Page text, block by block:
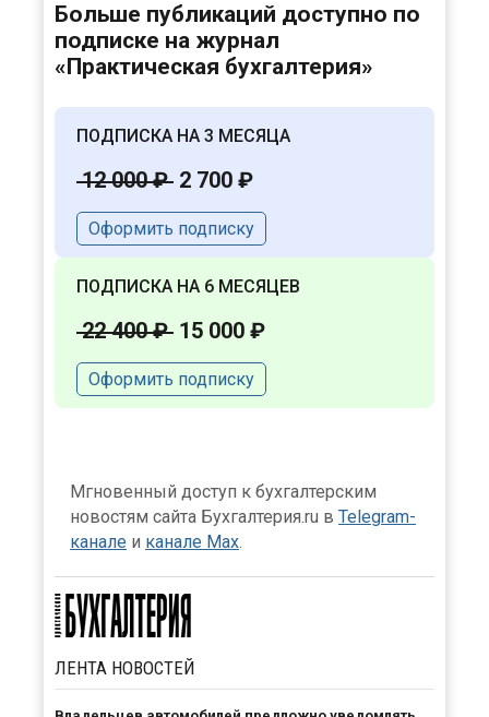
Больше публикаций доступно по
подписке на журнал
«Практическая бухгалтерия»
ПОДПИСКА НА 3 МЕСЯЦА
12 000 ₽ 2 700 ₽
Оформить подписку
ПОДПИСКА НА 6 МЕСЯЦЕВ
22 400 ₽ 15 000 ₽
Оформить подписку
Мгновенный доступ к бухгалтерским
новостям сайта Бухгалтерия.ru в Telegram-
канале и канале Max.
ЛЕНТА НОВОСТЕЙ